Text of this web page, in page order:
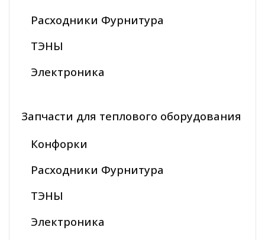
Расходники Фурнитура
ТЭНЫ
Электроника
Запчасти для теплового оборудования
Конфорки
Расходники Фурнитура
ТЭНЫ
Электроника